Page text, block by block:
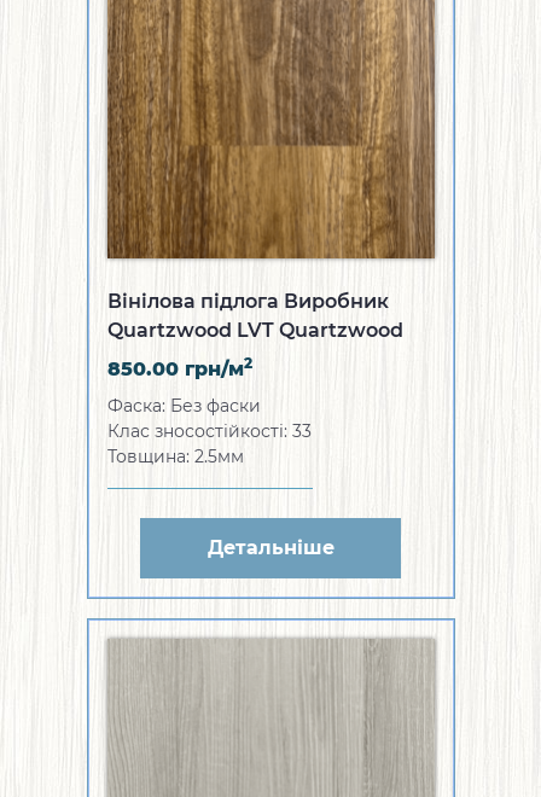
Вінілова підлога Виробник
Quartzwood LVT Quartzwood
Oceania Style
850.00 грн/м2
Фаска: Без фаски
Клас зносостійкості: 33
Товщина: 2.5мм
Детальніше